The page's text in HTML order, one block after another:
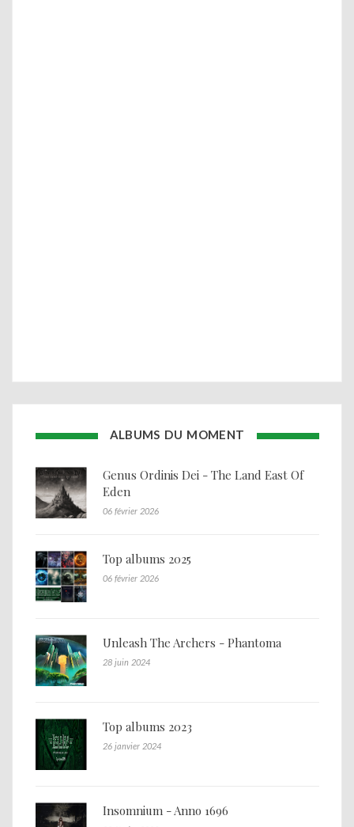
ALBUMS DU MOMENT
Genus Ordinis Dei - The Land East Of
Eden
06 février 2026
Top albums 2025
06 février 2026
Unleash The Archers - Phantoma
28 juin 2024
Top albums 2023
26 janvier 2024
Insomnium - Anno 1696